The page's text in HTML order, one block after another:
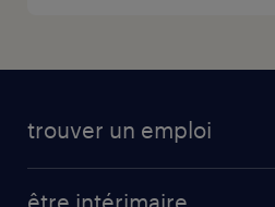
trouver un emploi
être intérimaire